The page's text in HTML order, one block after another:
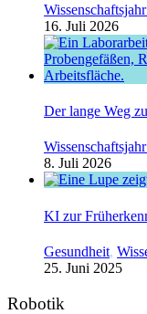
16. Juli 2026
Der lange Weg
8. Juli 2026
KI zur
Gesundheit,
25. Juni 2025
Robotik